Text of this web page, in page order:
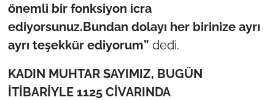
önemli bir fonksiyon icra
ediyorsunuz.Bundan dolayı her birinize ayrı
ayrı teşekkür ediyorum” dedi.
KADIN MUHTAR SAYIMIZ, BUGÜN
İTİBARİYLE 1125 CİVARINDA
Canlı Maç
Finans